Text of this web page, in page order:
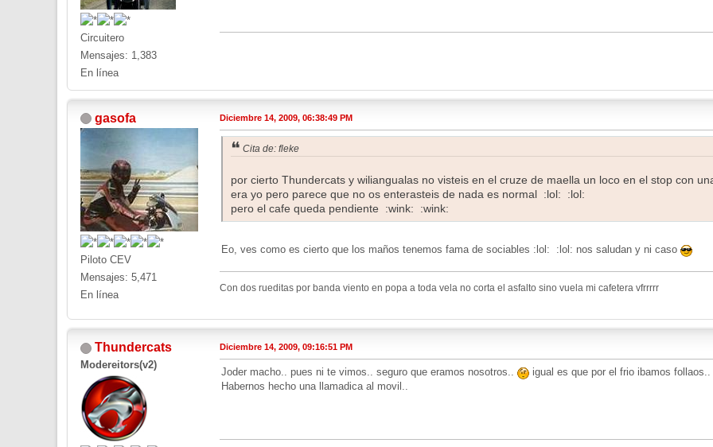
Circuitero
Mensajes: 1,383
En línea
gasofa
Piloto CEV
Mensajes: 5,471
En línea
Diciembre 14, 2009, 06:38:49 PM
Cita de: fleke
por cierto Thundercats y wiliangualas no visteis en el cruze de maella un loco en el stop con
era yo pero parece que no os enterasteis de nada es normal :lol: :lol:
pero el cafe queda pendiente :wink: :wink:
Eo, ves como es cierto que los maños tenemos fama de sociables :lol: :lol: nos saludan y ni caso
Con dos rueditas por banda viento en popa a toda vela no corta el asfalto sino vuela mi cafetera vfrrrrr
Thundercats
Modereitors(v2)
Diciembre 14, 2009, 09:16:51 PM
Joder macho.. pues ni te vimos.. seguro que eramos nosotros..
igual es que por el frio ibamos
Habernos hecho una llamadica al movil..